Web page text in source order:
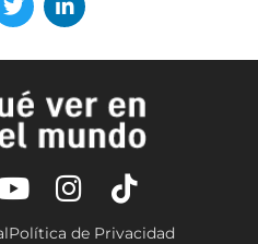
Política de Privacidad